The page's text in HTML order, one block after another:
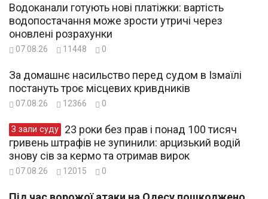
Водоканали готують нові платіжки: вартість
водопостачання може зрости утричі через
оновлені розрахунки
07.08.26 11448 0
За домашнє насильство перед судом в Ізмаїлі
постануть троє місцевих кривдників
07.08.26 12366 0
З зали суду
гривень штрафів не зупинили: арцизький водій
знову сів за кермо та отримав вирок
07.08.26 12015 0